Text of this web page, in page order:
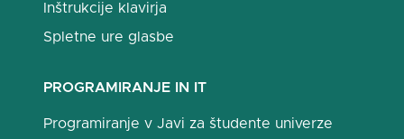
Inštrukcije klavirja
Spletne ure glasbe
PROGRAMIRANJE IN IT
Programiranje v Javi za študente univerze